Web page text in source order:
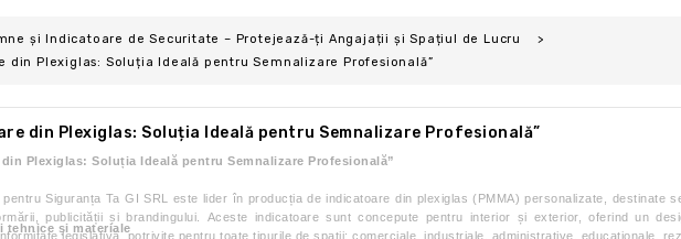
și Indicatoare de Securitate – Protejează-ți Angajații și Spațiul de Lucru
din Plexiglas: Soluția Ideală pentru Semnalizare Profesională”
din Plexiglas: Soluția Ideală pentru Semnalizare Profesională”
Plexiglas: Soluția Ideală pentru Semnalizare Profesională”
Siguranța Ta GI SRL este lider în producția de indicatoare din plexiglas (PMMA) personalizate, destinate
publicității și brandingului. Aceste indicatoare sunt concepute pentru interior și exterior, oferind un
legislativă, potrivite pentru toate tipurile de spații: comerciale, industriale, administrative, educaționale,
tehnice și materiale